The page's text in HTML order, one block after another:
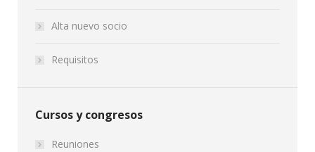
Alta nuevo socio
Requisitos
Cursos y congresos
Reuniones